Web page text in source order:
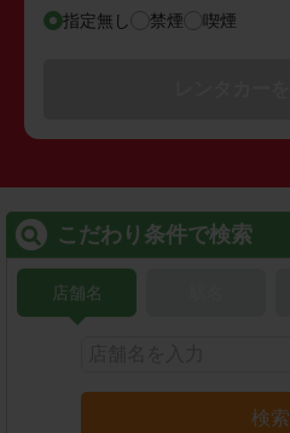
指定無し 禁煙 喫煙
こだわり条件で検索
店舗名
検索